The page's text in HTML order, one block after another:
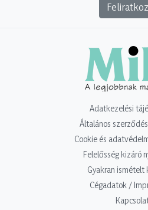
Adatkezelési
Általános
Cookie és
Felelősség kizáró
Gyakran ismételt
Cégadatok /